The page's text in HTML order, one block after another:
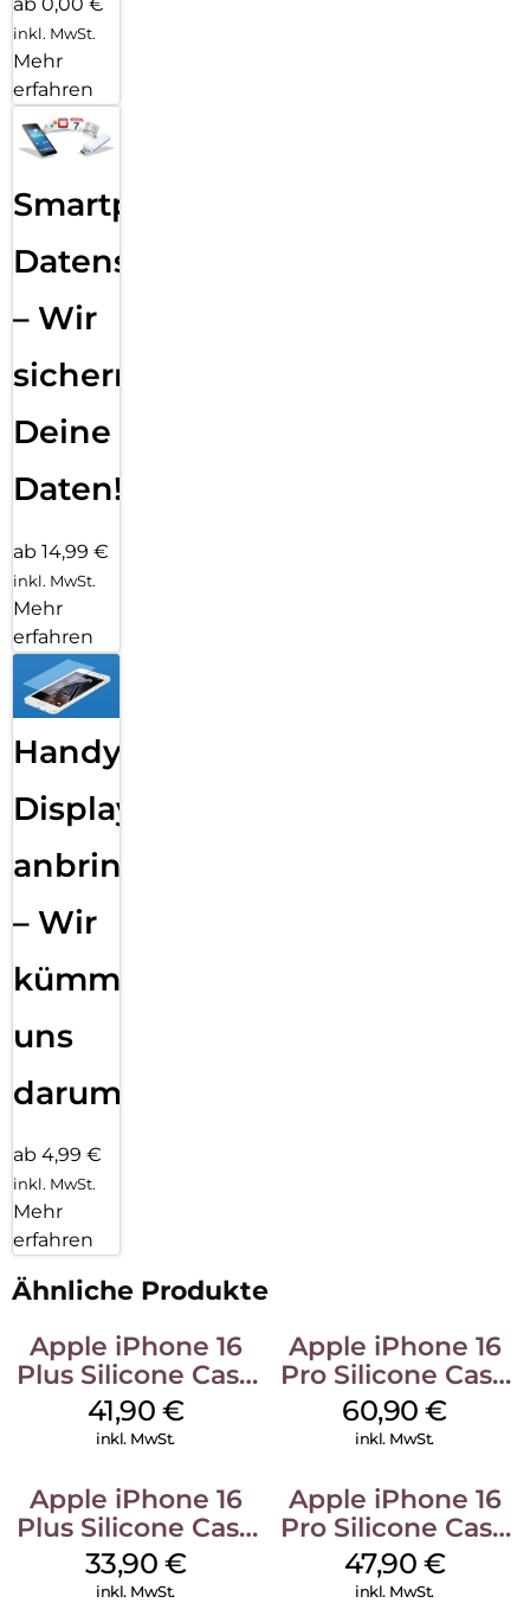
inkl. MwSt.
Mehr
erfahren
Smartphone
Datensicherung
– Wir
sichern
Deine
Daten!
ab 14,99 €
inkl. MwSt.
Mehr
erfahren
Handy
Displayfolie
anbringen
– Wir
kümmern
uns
darum!
ab 4,99 €
inkl. MwSt.
Mehr
erfahren
Ähnliche Produkte
Apple iPhone 16
Plus Silicone Case
MagSafe Stone
Gray
41,90 €
inkl. MwSt.
Apple iPhone 16
Pro Silicone Case
MagSafe Stone
Gray
60,90€
inkl. MwSt.
Apple iPhone 16
Plus Silicone Case
MagSafe Lake
Green
33,90 €
inkl. MwSt.
Apple iPhone 16
Pro Silicone Case
MagSafe Denim
47,90 €
inkl. MwSt.